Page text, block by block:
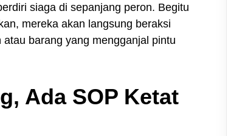
siaga di sepanjang peron. Begitu
mereka akan langsung beraksi
barang yang mengganjal pintu
Ada SOP Ketat